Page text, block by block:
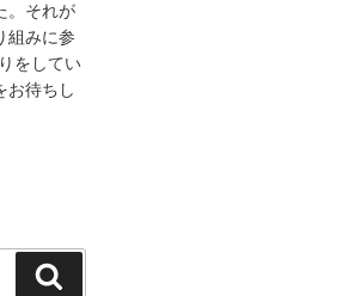
。それが
組みに参
をしてい
お待ちし